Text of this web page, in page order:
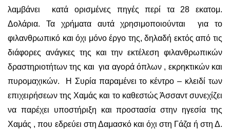
λαμβάνει κατά ορισμένες πηγές περί τα 28 εκατομ.
Δολάρια. Τα χρήματα αυτά χρησιμοποιούνται για το
φιλανθρωπικό και όχι μόνο έργο της, δηλαδή εκτός από τις
διάφορες ανάγκες της και την εκτέλεση φιλανθρωπικών
δραστηριοτήτων της και για αγορά όπλων , εκρηκτικών και
πυρομαχικών. Η Συρία παραμένει το κέντρο – κλειδί των
επιχειρήσεων της Χαμάς και το καθεστώς Άσσαντ συνεχίζει
να παρέχει υποστήριξη και προστασία στην ηγεσία της
Χαμάς , που εδρεύει στη Δαμασκό και όχι στη Γάζα ή στη Δ.